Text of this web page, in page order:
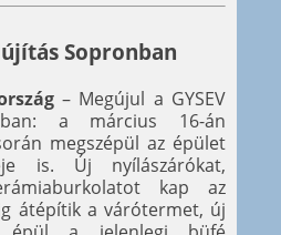
Sopronban
– Megújul a GYSEV
a március 16-án
megszépül az épület
is. Új nyílászárókat,
kap az
átépítik a várótermet, új